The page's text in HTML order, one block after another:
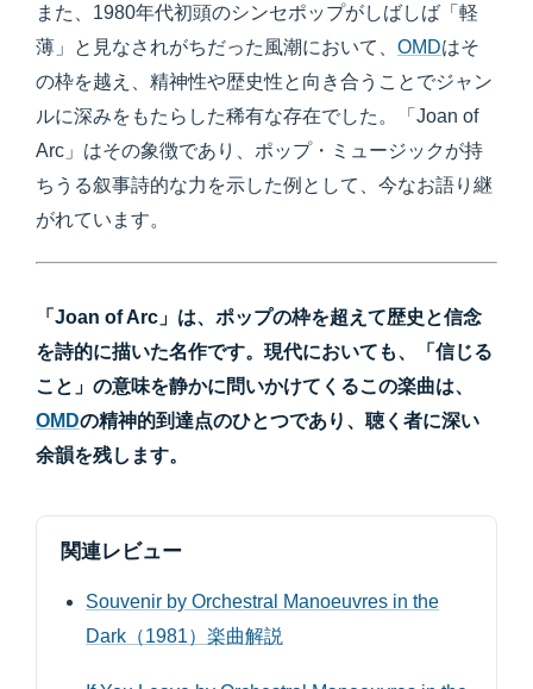
また、1980年代初頭のシンセポップがしばしば「軽
薄」と見なされがちだった風潮において、 OMDはそ
の枠を越え、精神性や歴史性と向き合うことでジャン
ルに深みをもたらした稀有な存在でした。「Joan of
Arc」はその象徴であり、ポップ・ミュージックが持
ちうる叙事詩的な力を示した例として、今なお語り継
がれています。
「Joan of Arc」は、ポップの枠を超えて歴史と信念
を詩的に描いた名作です。現代においても、「信じる
こと」の意味を静かに問いかけてくるこの楽曲は、
OMDの精神的到達点のひとつであり、聴く者に深い
余韻を残します。
関連レビュー
Souvenir by Orchestral Manoeuvres in the
Dark（1981）楽曲解説